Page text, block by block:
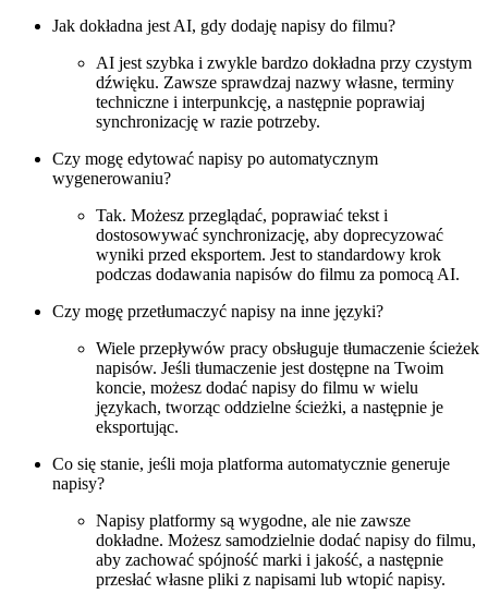
Jak dokładna jest AI, gdy dodaję napisy do filmu?
AI jest szybka i zwykle bardzo dokładna przy czystym
dźwięku. Zawsze sprawdzaj nazwy własne, terminy
techniczne i interpunkcję, a następnie poprawiaj
synchronizację w razie potrzeby.
Czy mogę edytować napisy po automatycznym
wygenerowaniu?
Tak. Możesz przeglądać, poprawiać tekst i
dostosowywać synchronizację, aby doprecyzować
wyniki przed eksportem. Jest to standardowy krok
podczas dodawania napisów do filmu za pomocą AI.
Czy mogę przetłumaczyć napisy na inne języki?
Wiele przepływów pracy obsługuje tłumaczenie ścieżek
napisów. Jeśli tłumaczenie jest dostępne na Twoim
koncie, możesz dodać napisy do filmu w wielu
językach, tworząc oddzielne ścieżki, a następnie je
eksportując.
Co się stanie, jeśli moja platforma automatycznie generuje
napisy?
Napisy platformy są wygodne, ale nie zawsze
dokładne. Możesz samodzielnie dodać napisy do filmu,
aby zachować spójność marki i jakość, a następnie
przesłać własne pliki z napisami lub wtopić napisy.